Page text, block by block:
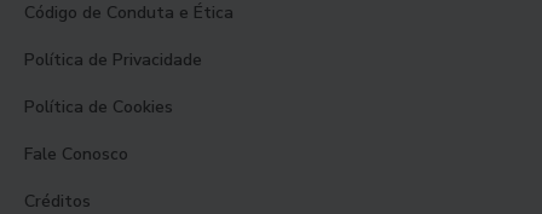
Código de Conduta e Ética
Política de Privacidade
Política de Cookies
Fale Conosco
Créditos